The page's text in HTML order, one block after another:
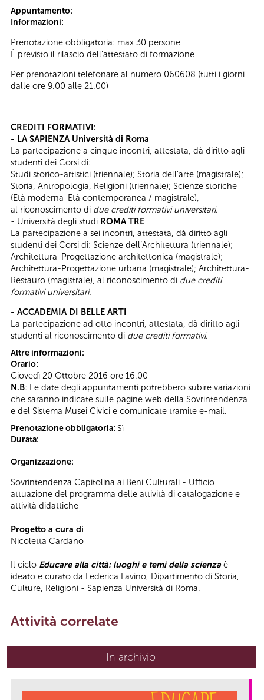
Appuntamento:
Informazioni:
Prenotazione obbligatoria: max 30 persone
È previsto il rilascio dell’attestato di formazione
Per prenotazioni telefonare al numero 060608 (tutti i giorni
dalle ore 9.00 alle 21.00)
CREDITI FORMATIVI:
- LA SAPIENZA Università di Roma
La partecipazione a cinque incontri, attestata, dà diritto agli
studenti dei Corsi di:
Studi storico-artistici (triennale); Storia dell’arte (magistrale);
Storia, Antropologia, Religioni (triennale); Scienze storiche
(Età moderna-Età contemporanea / magistrale),
al riconoscimento di due crediti formativi universitari.
- Università degli studi ROMA TRE
La partecipazione a sei incontri, attestata, dà diritto agli
studenti dei Corsi di: Scienze dell’Architettura (triennale);
Architettura-Progettazione architettonica (magistrale);
Architettura-Progettazione urbana (magistrale); Architettura-
Restauro (magistrale), al riconoscimento di due crediti
formativi universitari.
- ACCADEMIA DI BELLE ARTI
La partecipazione ad otto incontri, attestata, dà diritto agli
studenti al riconoscimento di due crediti formativi.
Altre informazioni:
Orario:
Giovedì 20 Ottobre 2016 ore 16.00
N.B: Le date degli appuntamenti potrebbero subire variazioni
che saranno indicate sulle pagine web della Sovrintendenza
e del Sistema Musei Civici e comunicate tramite e-mail.
Prenotazione obbligatoria: Sì
Durata:
Organizzazione:
Sovrintendenza Capitolina ai Beni Culturali - Ufficio
attuazione del programma delle attività di catalogazione e
attività didattiche
Progetto a cura di
Nicoletta Cardano
Il ciclo Educare alla città: luoghi e temi della scienza è
ideato e curato da Federica Favino, Dipartimento di Storia,
Culture, Religioni - Sapienza Università di Roma.
Attività correlate
In archivio